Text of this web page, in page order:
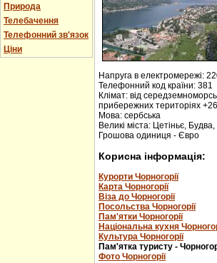
Природа
Телебачення
Телефонний зв'язок
Ціни
Напруга в електромережі:
Телефонний код країни: 381
Клімат: від
прибережних територіях
Мова: сербська
Великі міста: Цетіньє,
Грошова одиниця - Євро
Корисна інформація:
Курорти Чорногорії
Карта Чорногорії
Віза до Чорногорії
Посольства Чорногорії
Пам'ятки Чорногорії
Національна кухня
Культура Чорногорії
Пам'ятка туристу -
Фото Чорногорії